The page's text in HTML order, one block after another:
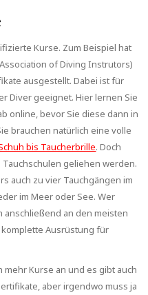
Kurse. Zum Beispiel hat
of Diving Instrutors)
ausgestellt. Dabei ist für
Diver geeignet. Hier lernen Sie
online, bevor Sie diese dann in
brauchen natürlich eine volle
bis Taucherbrille. Doch
geliehen werden.
auch zu vier Tauchgängen im
im Meer oder See. Wer
anschließend an den meisten
Ausrüstung für
mehr Kurse an und es gibt auch
aber irgendwo muss ja